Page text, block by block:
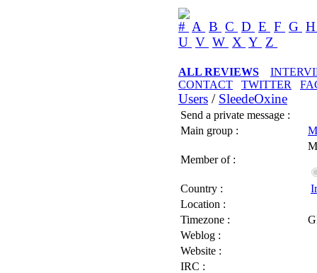
# A B C D E F G
U V W X Y Z
ALL REVIEWS
CONTACT
TWITTER
Users / SleedeOxine
Send a private message :
Main group :
Member of :
Country :
Location :
Timezone :
Weblog :
Website :
IRC :